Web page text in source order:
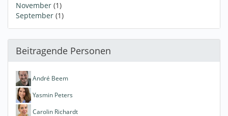
November (1)
September (1)
Beitragende Personen
André Beem
Yasmin Peters
Carolin Richardt